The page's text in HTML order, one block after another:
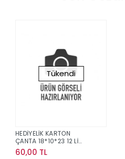
Tükendi
HEDİYELİK KARTON
ÇANTA 18*10*23 12 Lİ
PAKET NO:24 ADET
60,00 TL